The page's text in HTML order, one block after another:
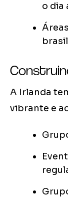
o dia
A Irlanda
vibrante e